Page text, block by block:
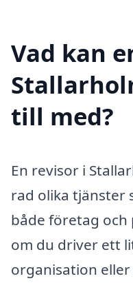
Vad kan
till med?
En revisor i
rad olika tjänster
både företag och
om du driver ett
organisation